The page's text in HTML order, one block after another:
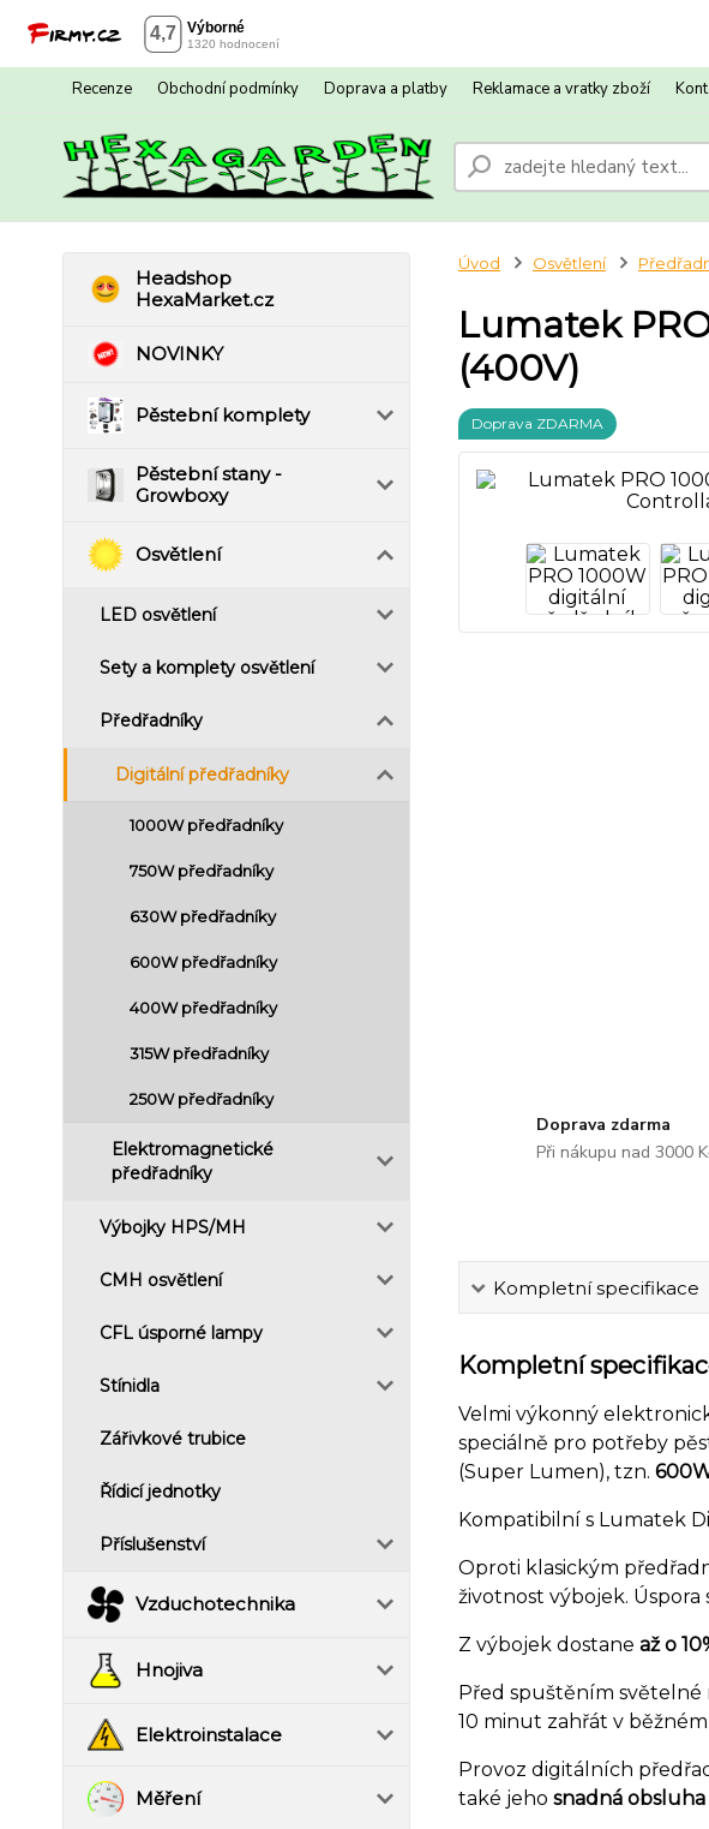
Recenze Obchodní podmínky Doprava a platby Reklamace a vratky zboží
Headshop
HexaMarket.cz
NOVINKY
Pěstební komplety
Pěstební stany -
Growboxy
Osvětlení
LED osvětlení
Sety a komplety osvětlení
Předřadníky
Digitální předřadníky
1000W předřadníky
750W předřadníky
630W předřadníky
600W předřadníky
400W předřadníky
315W předřadníky
250W předřadníky
Elektromagnetické
předřadníky
Výbojky HPS/MH
CMH osvětlení
CFL úsporné lampy
Stínidla
Zářivkové trubice
Řídicí jednotky
Příslušenství
Vzduchotechnika
Hnojiva
Elektroinstalace
Měření
Úvod Osvětlení
Lumatek
(400V)
Doprava ZDARMA
Doprava zdarma
Při nákupu nad 3000
Kompletní specifikace
Kompletní
Velmi výkonný
speciálně pro potřeby
(Super Lumen), tzn.
Kompatibilní s Lumatek
Oproti klasickým
životnost výbojek.
Z výbojek dostane až o
Před spuštěním
10 minut zahřát v
Provoz digitálních
také jeho snadná obsluha